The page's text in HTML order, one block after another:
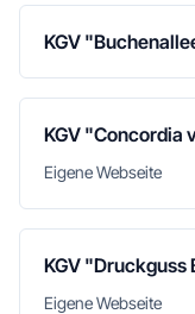
KGV
KGV "Concordia
Eigene Webseite
KGV "Druckguss
Eigene Webseite